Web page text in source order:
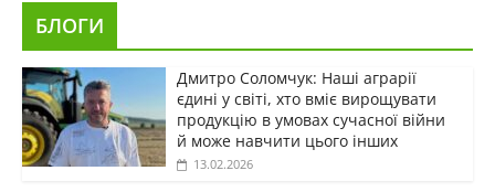
БЛОГИ
Дмитро Соломчук: Наші аграрії
єдині у світі, хто вміє вирощувати
продукцію в умовах сучасної війни
й може навчити цього інших
13.02.2026